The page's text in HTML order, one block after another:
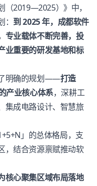
（2019—2025）》中，
到 2025 年，成都软件
专业载体不断完善，投
业重要的研发基地和标
明确的规划——打造
产业核心体系，深耕工
集成电路设计、智慧旅
」的总体格局，支
，结合资源禀赋推动软
核心聚集区域布局落地